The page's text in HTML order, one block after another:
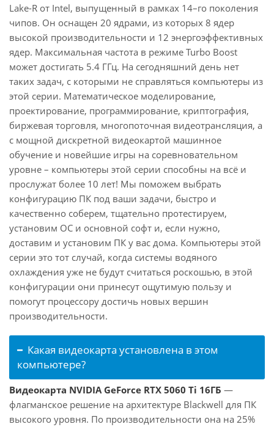
Lake-R от Intel, выпущенный в рамках 14–го поколения
чипов. Он оснащен 20 ядрами, из которых 8 ядер
высокой производительности и 12 энергоэффективных
ядер. Максимальная частота в режиме Turbo Boost
может достигать 5.4 ГГц. На сегодняшний день нет
таких задач, с которыми не справляться компьютеры из
этой серии. Математическое моделирование,
проектирование, программирование, криптография,
биржевая торговля, многопоточная видеотрансляция, а
с мощной дискретной видеокартой машинное
обучение и новейшие игры на соревновательном
уровне – компьютеры этой серии способны на всё и
прослужат более 10 лет! Мы поможем выбрать
конфигурацию ПК под ваши задачи, быстро и
качественно соберем, тщательно протестируем,
установим ОС и основной софт и, если нужно,
доставим и установим ПК у вас дома. Компьютеры этой
серии это тот случай, когда системы водяного
охлаждения уже не будут считаться роскошью, в этой
конфигурации они принесут ощутимую пользу и
помогут процессору достичь новых вершин
производительности.
Какая видеокарта установлена в этом
компьютере?
Видеокарта NVIDIA GeForce RTX 5060 Ti 16ГБ —
флагманское решение на архитектуре Blackwell для ПК
высокого уровня. По производительности она на 25%